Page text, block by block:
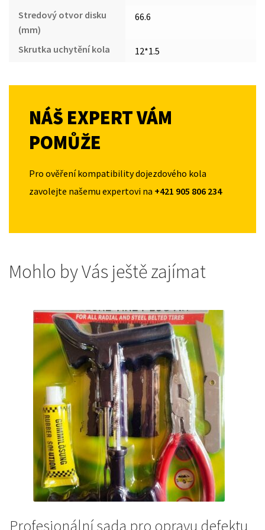
Stredový otvor disku
(mm)
66.6
Skrutka uchytění kola 12*1.5
NÁŠ EXPERT VÁM
POMŮŽE
Pro ověření kompatibility dojezdového kola
zavolejte našemu expertovi na +421 905 806 234
Mohlo by Vás ještě zajímat
Profesionální sada pro opravu defektu